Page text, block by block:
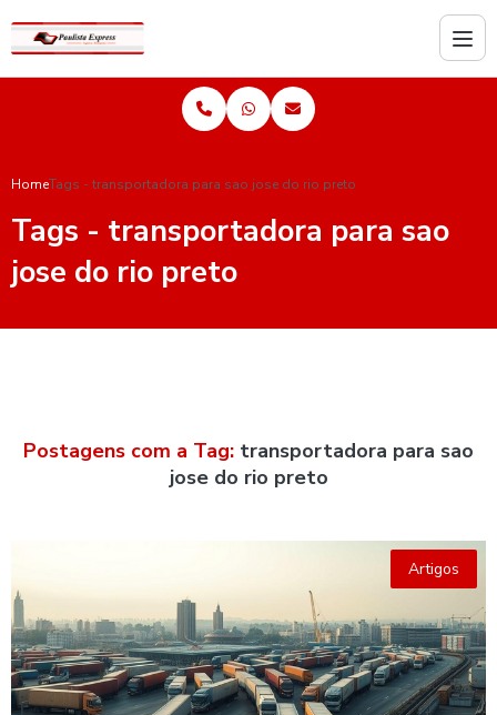
HomeTags - transportadora para sao jose do rio preto
Tags - transportadora para sao
jose do rio preto
Postagens com a Tag: transportadora para sao
jose do rio preto
Artigos